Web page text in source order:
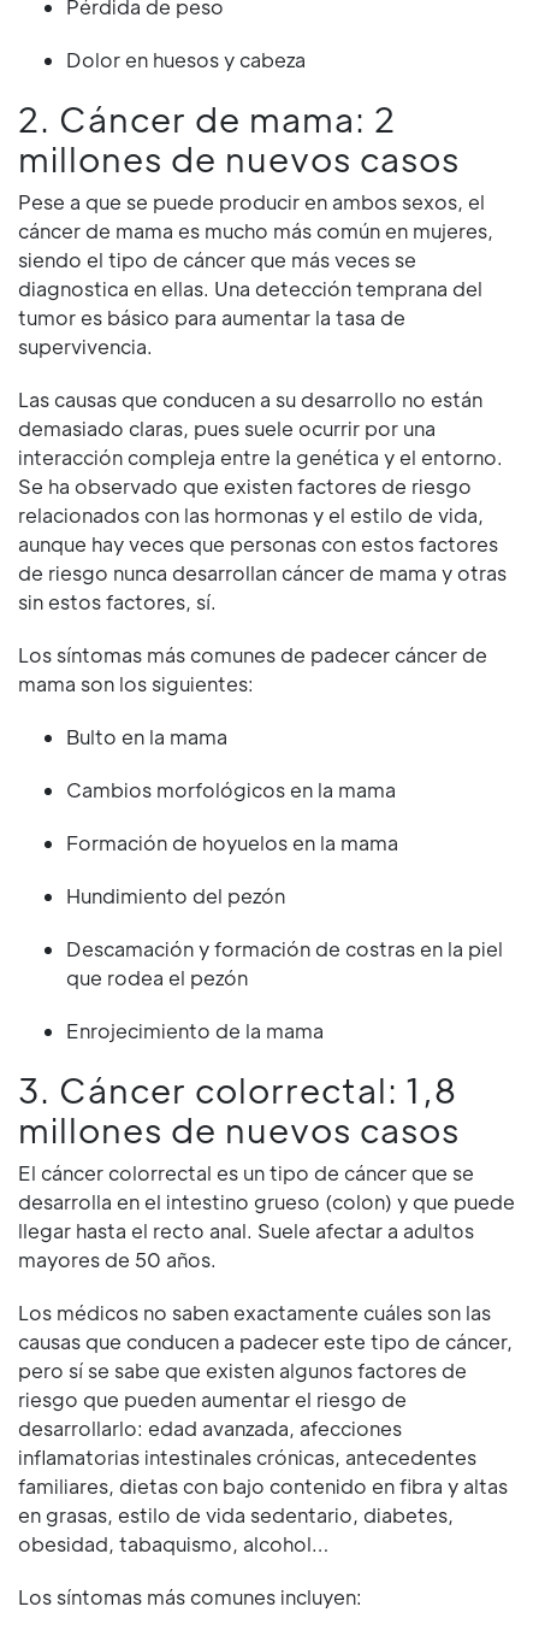
Pérdida de peso
Dolor en huesos y cabeza
2. Cáncer de mama: 2
millones de nuevos casos
Pese a que se puede producir en ambos sexos, el
cáncer de mama es mucho más común en mujeres,
siendo el tipo de cáncer que más veces se
diagnostica en ellas. Una detección temprana del
tumor es básico para aumentar la tasa de
supervivencia.
Las causas que conducen a su desarrollo no están
demasiado claras, pues suele ocurrir por una
interacción compleja entre la genética y el entorno.
Se ha observado que existen factores de riesgo
relacionados con las hormonas y el estilo de vida,
aunque hay veces que personas con estos factores
de riesgo nunca desarrollan cáncer de mama y otras
sin estos factores, sí.
Los síntomas más comunes de padecer cáncer de
mama son los siguientes:
Bulto en la mama
Cambios morfológicos en la mama
Formación de hoyuelos en la mama
Hundimiento del pezón
Descamación y formación de costras en la piel
que rodea el pezón
Enrojecimiento de la mama
3. Cáncer colorrectal: 1,8
millones de nuevos casos
El cáncer colorrectal es un tipo de cáncer que se
desarrolla en el intestino grueso (colon) y que puede
llegar hasta el recto anal. Suele afectar a adultos
mayores de 50 años.
Los médicos no saben exactamente cuáles son las
causas que conducen a padecer este tipo de cáncer,
pero sí se sabe que existen algunos factores de
riesgo que pueden aumentar el riesgo de
desarrollarlo: edad avanzada, afecciones
inflamatorias intestinales crónicas, antecedentes
familiares, dietas con bajo contenido en fibra y altas
en grasas, estilo de vida sedentario, diabetes,
obesidad, tabaquismo, alcohol…
Los síntomas más comunes incluyen: